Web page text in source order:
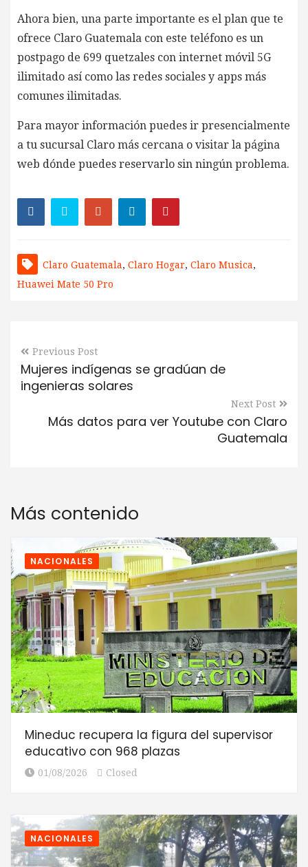
Ahora bien, una parte importante es el plan que te
ofrece Claro Guatemala con este teléfono es un
postpago de 699 quetzales con internet móvil 5G
ilimitado así como las redes sociales y apps más
comunes ilimitadas.
Para mayor información puedes ir presencialmente
a tu sucursal Claro más cercana o visitar la página
web dónde puedes reservarlo sin ningún problema.
Claro Guatemala, Claro Hogar, Claro Musica,
Huawei Mate 50 Pro
Previous Post
Mujeres indígenas se gradúan de
ingenieras solares
Next Post
Más datos para ver Youtube con Claro
Guatemala
Más contenido
NACIONALES
Mineduc recupera la figura del supervisor
educativo con 968 plazas
01/08/2026 Closed
NACIONALES